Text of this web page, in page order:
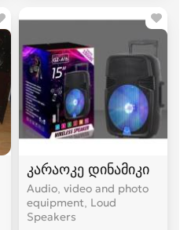
კარაოკე დინამიკი
Audio, video and photo
equipment, Loud
Speakers